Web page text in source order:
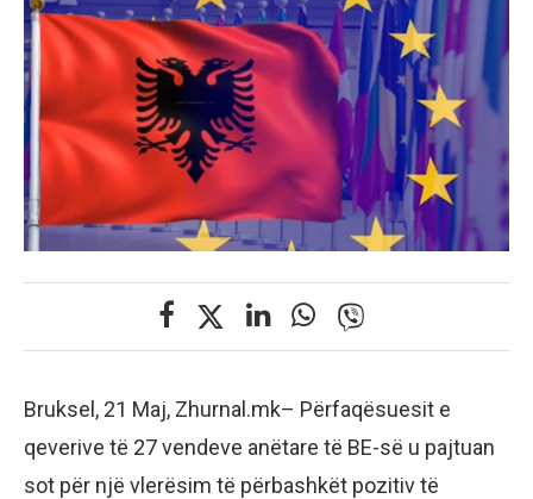
Bruksel, 21 Maj, Zhurnal.mk– Përfaqësuesit e
qeverive të 27 vendeve anëtare të BE-së u pajtuan
sot për një vlerësim të përbashkët pozitiv të